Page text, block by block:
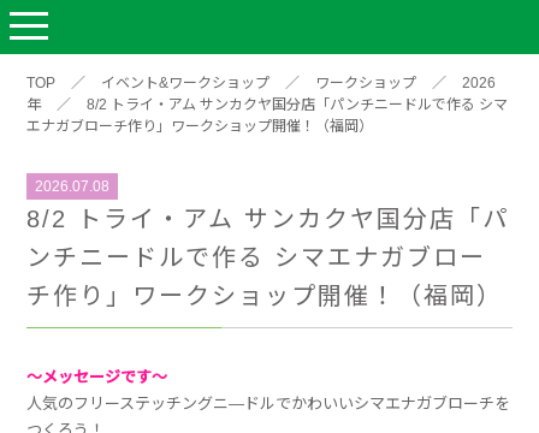
TOP ／ イベント&ワークショップ ／ ワークショップ ／
2026
年
／
8/2 トライ・アム サンカクヤ国分店「パンチニードルで作る シマ
エナガブローチ作り」ワークショップ開催！（福岡）
2026.07.08
8/2 トライ・アム サンカクヤ国分店「パ
ンチニードルで作る シマエナガブロー
チ作り」ワークショップ開催！（福岡）
～メッセージです～
人気のフリーステッチングニ―ドルでかわいいシマエナガブローチを